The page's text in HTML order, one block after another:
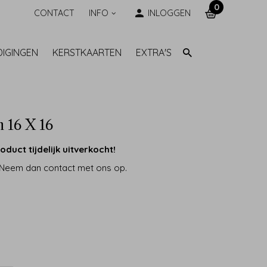
CONTACT INFO INLOGGEN
0
KERSTKAARTEN EXTRA'S
16 X 16
tijdelijk uitverkocht!
dan contact met ons op.